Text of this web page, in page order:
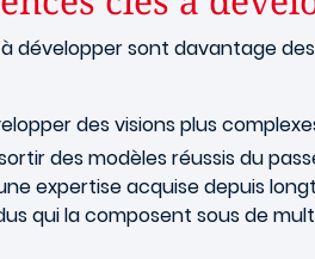
développer sont davantage des
des visions plus
des modèles réussis du
expertise acquise depuis
qui la composent sous de